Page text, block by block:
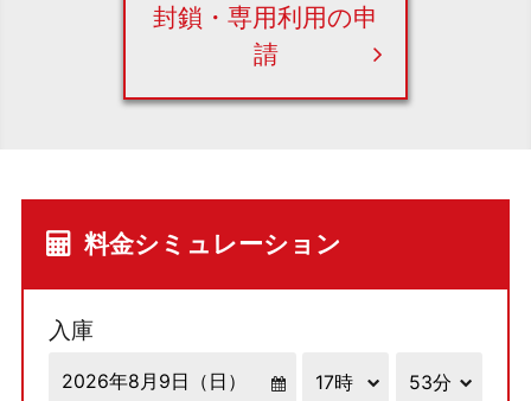
封鎖・専用利用の申
請
料金シミュレーション
入庫